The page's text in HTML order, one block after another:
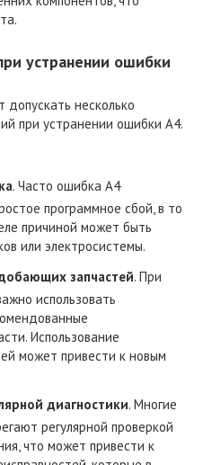
устранении ошибки
допускать несколько
при устранении ошибки A4.
. Часто ошибка A4
программное сбой, в то
причиной может быть
или электросистемы.
запчастей. При
использовать
Использование
может привести к новым
диагностики. Многие
регулярной проверкой
что может привести к